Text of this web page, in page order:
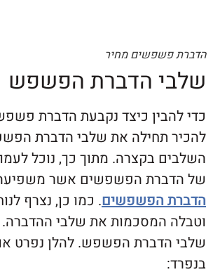
מחיר
הדברת הפשפש
כיצד נקבעת הדברת פשפשים
את שלבי הדברת הפשפש.
בקצרה. מתוך כך, נוכל לעמוד על
הפשפשים אשר משפיעה על
הפשפשים. כמו כן, נצרף
את שלבי ההדברה. אם כן,
הפשפש. להלן נפרט אודות כל